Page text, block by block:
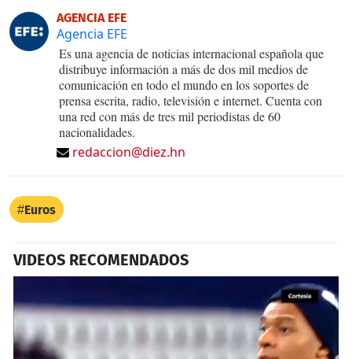
AGENCIA EFE
Agencia EFE
Es una agencia de noticias internacional española que
distribuye información a más de dos mil medios de
comunicación en todo el mundo en los soportes de
prensa escrita, radio, televisión e internet. Cuenta con
una red con más de tres mil periodistas de 60
nacionalidades.
redaccion@diez.hn
Euros
VIDEOS RECOMENDADOS